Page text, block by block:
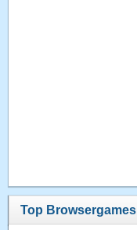
Top Browsergames